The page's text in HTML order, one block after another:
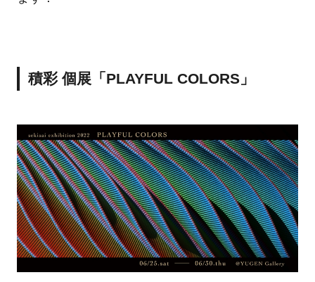
積彩 個展「PLAYFUL COLORS」